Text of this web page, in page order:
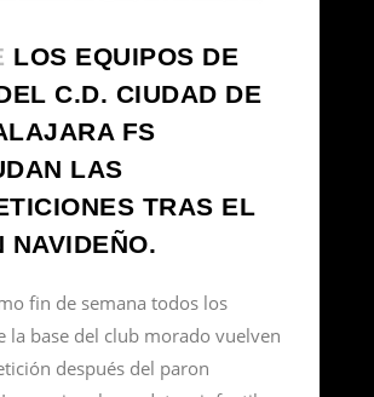
LOS EQUIPOS DE
C.D. CIUDAD DE
FS
LAS
TRAS EL
NAVIDEÑO.
fin de semana todos los
la base del club morado vuelven
después del paron